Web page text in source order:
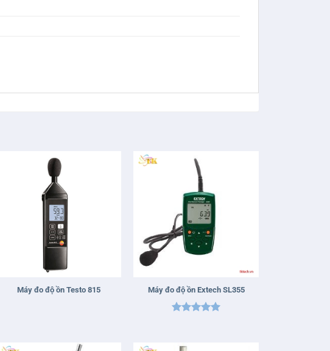
Máy đo độ ồn Testo 815
+
Máy đo độ ồn Extech SL355